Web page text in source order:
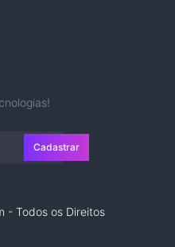
Cadastrar
- Todos os Direitos